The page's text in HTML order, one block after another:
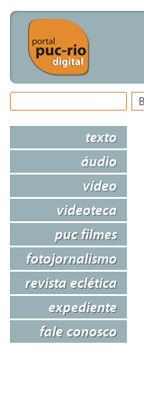
texto
áudio
vídeo
videoteca
puc filmes
fotojornalismo
revista eclética
expediente
fale conosco